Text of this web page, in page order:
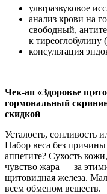
ультразвуковое
анализ крови на
свободный,
к
консультация
Чек-ап «Здоровье
гормональный
скидкой
Усталость, сонливость
Набор веса без
аппетите? Сухость
чувство жара — за
щитовидная железа.
всем обменом веществ.